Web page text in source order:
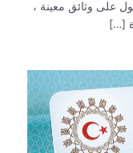
على وثائق معينة ،
[…]